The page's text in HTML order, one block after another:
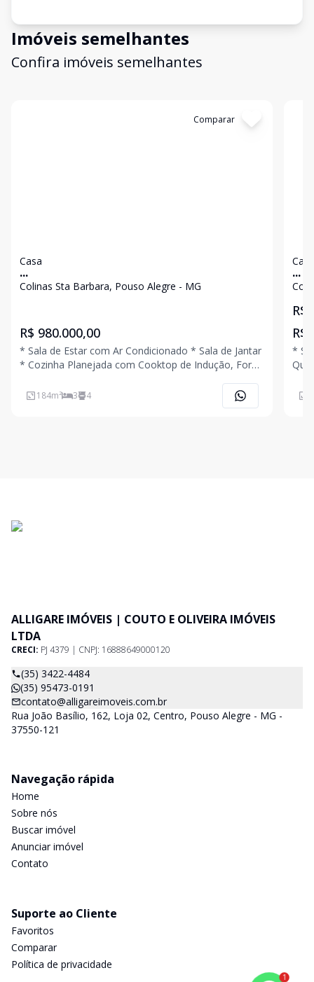
Imóveis semelhantes
Confira imóveis semelhantes
Comparar
Casa
...
Colinas Sta Barbara, Pouso Alegre - MG
R$ 980.000,00
* Sala de Estar com Ar Condicionado * Sala de Jantar
* Cozinha Planejada com Cooktop de Indução, Forno
Suíte com Lareira Elétrica * 02 Banheiros Sociais *
Quintal Amplo * Piscina Aquecida com Cascata
184m² 3 4
Casa
...
R$
R$
*
Social * Área Gourmet com
ALLIGARE IMÓVEIS | COUTO E OLIVEIRA IMÓVEIS
LTDA
CRECI: PJ 4379 | CNPJ: 16888649000120
(35) 3422-4484
(35) 95473-0191
contato@alligareimoveis.com.br
Rua João Basílio, 162, Loja 02, Centro, Pouso Alegre - MG -
37550-121
Navegação rápida
Home
Sobre nós
Buscar imóvel
Anunciar imóvel
Contato
Suporte ao Cliente
Favoritos
Comparar
Política de privacidade
1